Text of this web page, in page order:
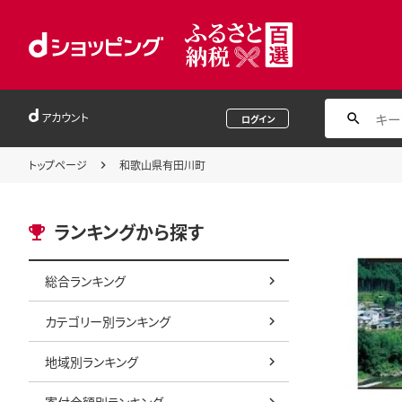
アカウント ログイン
トップページ 和歌山県有田川町
ランキングから探す
総合ランキング
カテゴリー別ランキング
地域別ランキング